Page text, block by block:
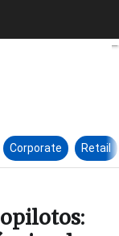
no solo
Corporate Retail